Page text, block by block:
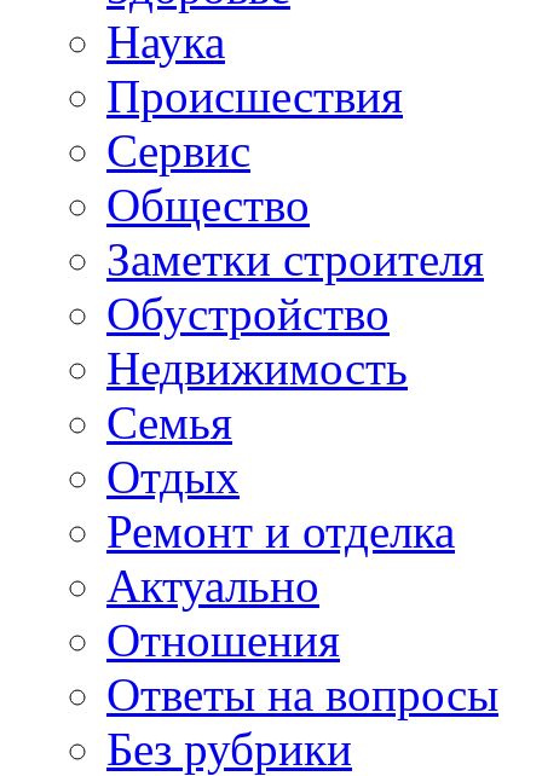
Наука
Происшествия
Сервис
Общество
Заметки строителя
Обустройство
Недвижимость
Семья
Отдых
Ремонт и отделка
Актуально
Отношения
Ответы на вопросы
Без рубрики